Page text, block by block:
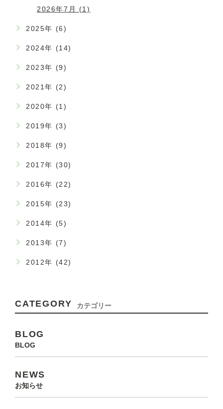
2026年7月 (1)
2025年 (6)
2024年 (14)
2023年 (9)
2021年 (2)
2020年 (1)
2019年 (3)
2018年 (9)
2017年 (30)
2016年 (22)
2015年 (23)
2014年 (5)
2013年 (7)
2012年 (42)
CATEGORY カテゴリー
BLOG
BLOG
NEWS
お知らせ